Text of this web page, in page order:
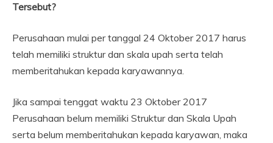
Tersebut?
Perusahaan mulai per tanggal 24 Oktober 2017 harus
telah memiliki struktur dan skala upah serta telah
memberitahukan kepada karyawannya.
Jika sampai tenggat waktu 23 Oktober 2017
Perusahaan belum memiliki Struktur dan Skala Upah
serta belum memberitahukan kepada karyawan, maka